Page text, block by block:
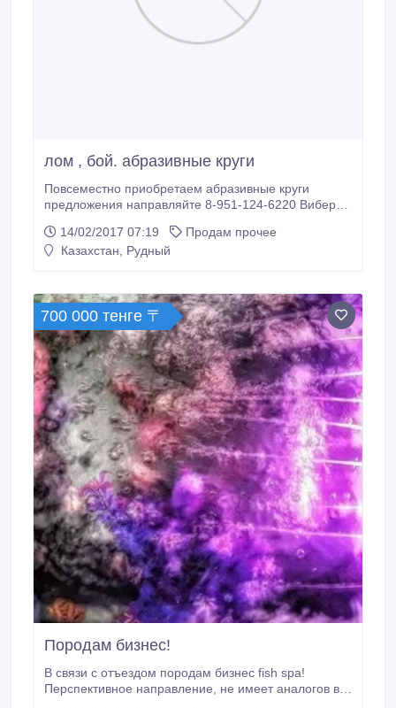
лом , бой. абразивные круги
Повсеместно приобретаем абразивные круги
предложения направляйте 8-951-124-6220 Вибер
14/02/2017 07:19
Продам прочее
Казахстан, Рудный
700 000 тенге 〒
Породам бизнес!
В связи с отъездом породам бизнес fish spa!
Перспективное направление, не имеет аналогов в